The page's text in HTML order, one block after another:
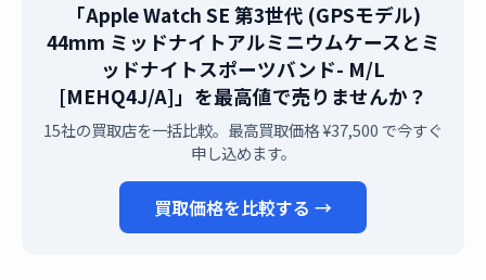
「Apple Watch SE 第3世代 (GPSモデル)
44mm ミッドナイトアルミニウムケースとミ
ッドナイトスポーツバンド- M/L
[MEHQ4J/A]」を最高値で売りませんか？
15社の買取店を一括比較。最高買取価格 ¥37,500 で今すぐ
申し込めます。
買取価格を比較する →